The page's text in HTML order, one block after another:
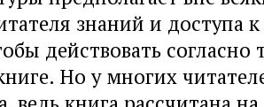
знаний и доступа
действовать согласно
Но у многих